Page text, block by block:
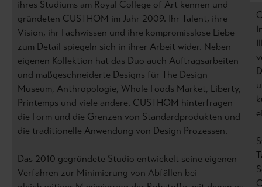
ihres Studiums am Royal College of Art kennen und
gründeten CUSTHOM im Jahr 2009. Ihr Talent, ihre
Vision, ihr Fachwissen und ihre kompromisslose Liebe
zum Detail spiegeln sich in ihrer Arbeit wider. Neben
eigenen Kollektion hat das Duo auch Auftragsarbeiten
und maßgeschneiderte Designs für The Design
Museum, Anthropologie, Whole Foods Market, Liberty,
Printemps und viele andere. CUSTHOM hinterfragen
die Form und die Grenzen von Standardprodukten und
die traditionelle Anwendung von Design Prozessen.
Das 2010 gegründete Studio entwickelt seine eigenen
Verfahren zur Minimierung von Abfällen bei